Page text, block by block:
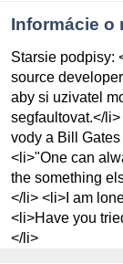
Informácie o
Starsie podpisy:
source
aby si uzivatel
segfaultovat.</
vody a Bill
<li>"One can
the something
</li> <li>I am
<li>Have you
</li>